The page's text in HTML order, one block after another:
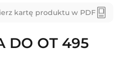
kartę produktu w PDF
DO OT 495